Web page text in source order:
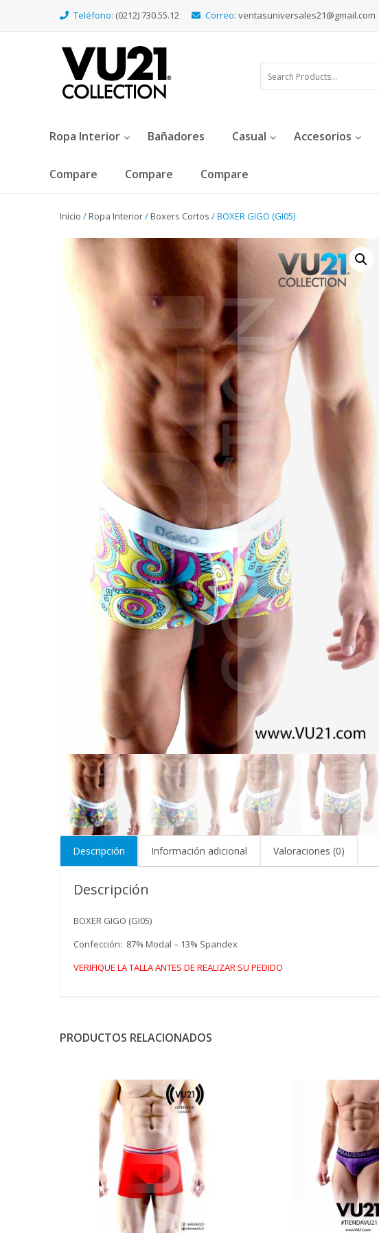
Teléfono: (0212) 730.55.12 Correo: ventasuniversales21@gmail.com
Ropa Interior Bañadores Casual Accesorios
Compare Compare Compare
Inicio /Ropa Interior/Boxers Cortos / BOXER GIGO (GI05)
Descripción Información adicional Valoraciones (0)
Descripción
BOXER GIGO (GI05)
Confección: 87% Modal – 13% Spandex
VERIFIQUE LA TALLA ANTES DE REALIZAR SU PEDIDO
PRODUCTOS RELACIONADOS